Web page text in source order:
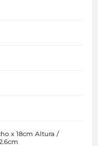
x 18cm Altura /